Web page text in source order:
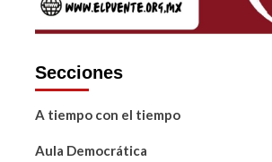
Secciones
A tiempo con el tiempo
Aula Democrática